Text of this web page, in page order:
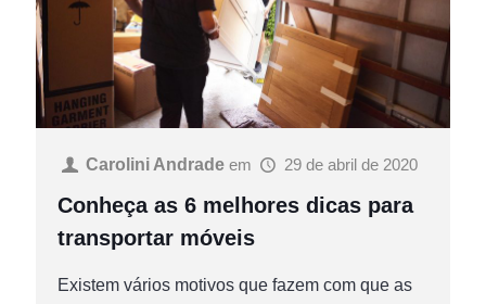
Carolini Andrade em 29 de abril de 2020
Conheça as 6 melhores dicas para
transportar móveis
Existem vários motivos que fazem com que as